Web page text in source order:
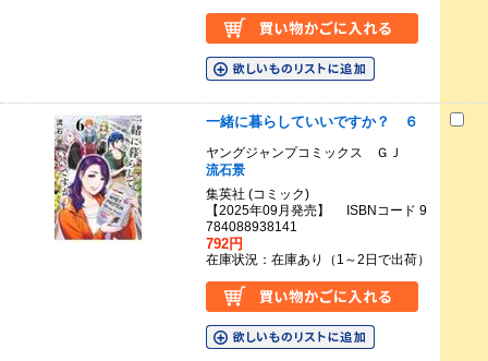
一緒に暮らしていいですか？ ６
ヤングジャンプコミックス ＧＪ
流石景
集英社 (コミック)
【2025年09月発売】 ISBNコード 9
784088938141
792円
在庫状況：在庫あり（1～2日で出荷）